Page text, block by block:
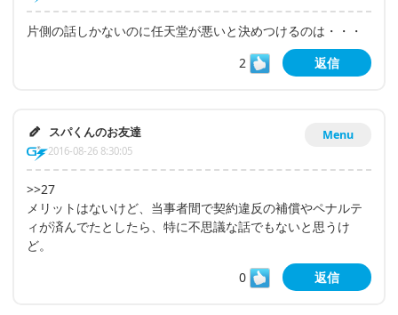
片側の話しかないのに任天堂が悪いと決めつけるのは・・・
2
返信
Menu
スパくんのお友達
2016-08-26 8:30:05
>>27
メリットはないけど、当事者間で契約違反の補償やペナルテ
ィが済んでたとしたら、特に不思議な話でもないと思うけ
ど。
0
返信